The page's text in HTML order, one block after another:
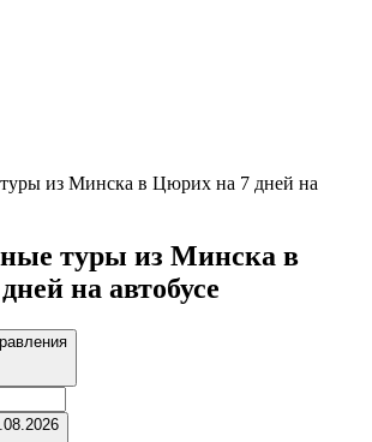
туры из Минска в
на автобусе